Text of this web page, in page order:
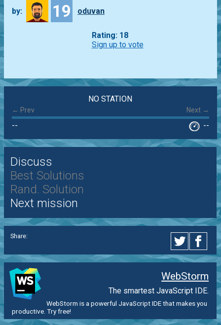
by: 19 oduvan
Rating: 18
Sign up to vote
NO STATION
← Prev Next →
-- --
Discuss
Best Solutions
Rand. Solution
Next mission
Share:
WebStorm
The smartest JavaScript IDE.
WebStorm is a powerful JavaScript IDE that makes you
productive. Try free!